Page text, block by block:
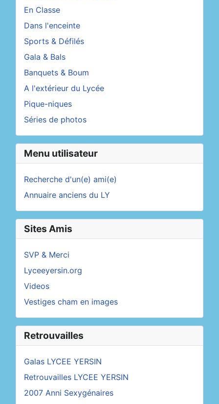
En Classe
Dans l'enceinte
Sports & Défilés
Gala & Bals
Banquets & Boum
A l'extérieur du Lycée
Pique-niques
Séries de photos
Menu utilisateur
Recherche d'un(e) ami(e)
Annuaire anciens du LY
Sites Amis
SVP & Merci
Lyceeyersin.org
Videos
Vestiges cham en images
Retrouvailles
Galas LYCEE YERSIN
Retrouvailles LYCEE YERSIN
2007 Anni Sexygénaires